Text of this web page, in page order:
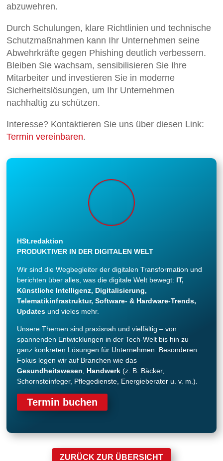
abzuwehren.
Durch Schulungen, klare Richtlinien und technische
Schutzmaßnahmen kann Ihr Unternehmen seine
Abwehrkräfte gegen Phishing deutlich verbessern.
Bleiben Sie wachsam, sensibilisieren Sie Ihre
Mitarbeiter und investieren Sie in moderne
Sicherheitslösungen, um Ihr Unternehmen
nachhaltig zu schützen.
Interesse? Kontaktieren Sie uns über diesen Link:
Termin vereinbaren.
HSt.redaktion
PRODUKTIVER IN DER DIGITALEN WELT
Wir sind die Wegbegleiter der digitalen Transformation und
berichten über alles, was die digitale Welt bewegt: IT,
Künstliche Intelligenz, Digitalisierung,
Telematikinfrastruktur, Software- & Hardware-Trends,
Updates und vieles mehr.
Unsere Themen sind praxisnah und vielfältig – von
spannenden Entwicklungen in der Tech-Welt bis hin zu
ganz konkreten Lösungen für Unternehmen. Besonderen
Fokus legen wir auf Branchen wie das
Gesundheitswesen
Handwerk (z. B. Bäcker,
Schornsteinfeger, Pflegedienste, Energieberater u. v. m.).
Termin buchen
ZURÜCK ZUR ÜBERSICHT